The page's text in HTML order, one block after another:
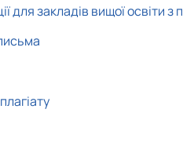
для закладів вищої освіти